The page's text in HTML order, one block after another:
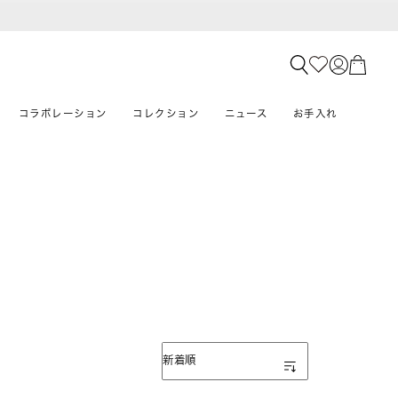
コラボレーション コレクション ニュース お手入れ
表示順
新着順